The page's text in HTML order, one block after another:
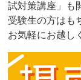
試対策講座」も
受験生の方はも
お気軽にお越し